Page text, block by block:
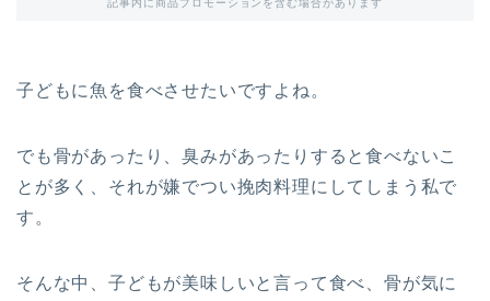
記事内に商品プロモーションを含む場合があります
子どもに魚を食べさせたいですよね。
でも骨があったり、臭みがあったりすると食べないこ
とが多く、それが嫌でつい挽肉料理にしてしまう私で
す。
そんな中、子どもが美味しいと言って食べ、骨が気に